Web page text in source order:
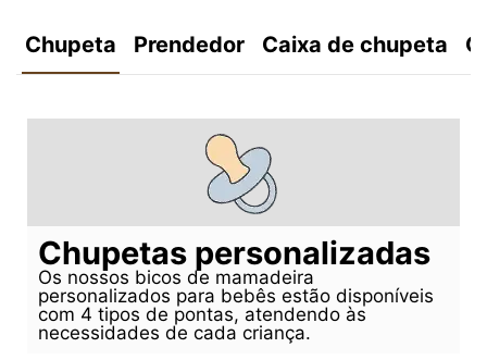
Chupeta Prendedor Caixa de chupeta
Chupetas personalizadas
Os nossos bicos de mamadeira
personalizados para bebês estão disponíveis
com 4 tipos de pontas, atendendo às
necessidades de cada criança.